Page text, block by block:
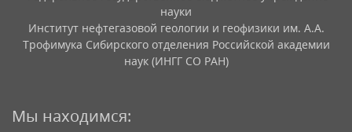
науки
Институт нефтегазовой геологии и геофизики им. А.А.
Трофимука Сибирского отделения Российской академии
наук (ИНГГ СО РАН)
Мы находимся: